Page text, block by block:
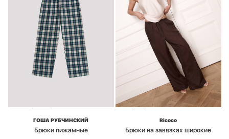
ГОША РУБЧИНСКИЙ
Брюки пижамные
Ricoco
Брюки на завязках широкие